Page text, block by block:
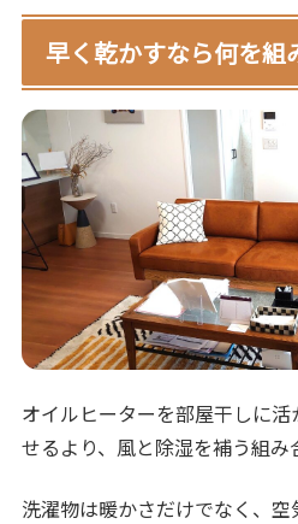
早く乾かすなら何を組
オイルヒーターを部屋干しに
せるより、風と除湿を補う組み
洗濯物は暖かさだけでなく、